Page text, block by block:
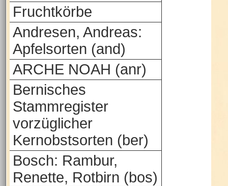
Fruchtkörbe
Andresen, Andreas:
Apfelsorten (and)
ARCHE NOAH (anr)
Bernisches
Stammregister
vorzüglicher
Kernobstsorten (ber)
Bosch: Rambur,
Renette, Rotbirn (bos)